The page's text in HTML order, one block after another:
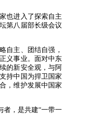
也进入了探索自主
第八届部长级会议
自主、团结自强，
义事业。面对中东
的新安全观，与阿
持中国为捍卫国家
，维护发展中国家
者，是共建“一带一